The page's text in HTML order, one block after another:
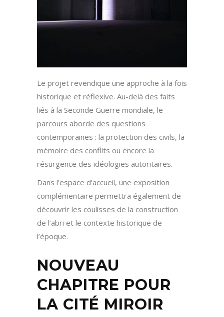
Le projet revendique une approche à la fois
historique et réflexive. Au-delà des faits
liés à la Seconde Guerre mondiale, le
parcours aborde des questions
contemporaines : la protection des civils, la
mémoire des conflits ou encore la
résurgence des idéologies autoritaires.
Dans l’espace d’accueil, une exposition
complémentaire permettra également de
découvrir les coulisses de la construction
de l’abri et le contexte historique de
l’époque.
NOUVEAU
CHAPITRE POUR
LA CITÉ MIROIR